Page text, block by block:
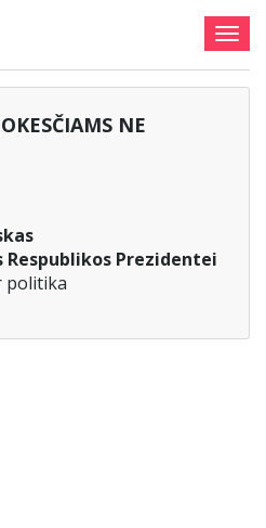
NE
Respublikos Prezidentei
politika